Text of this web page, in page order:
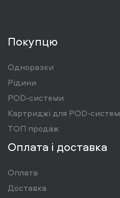
Покупцю
Одноразки
Рідини
POD-системи
Картриджі для POD-систем
ТОП продаж
Оплата і доставка
Оплата
Доставка